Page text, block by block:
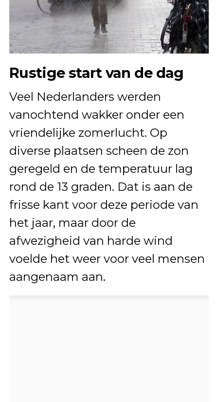
Rustige start van de dag
Veel Nederlanders werden
vanochtend wakker onder een
vriendelijke zomerlucht. Op
diverse plaatsen scheen de zon
geregeld en de temperatuur lag
rond de 13 graden. Dat is aan de
frisse kant voor deze periode van
het jaar, maar door de
afwezigheid van harde wind
voelde het weer voor veel mensen
aangenaam aan.